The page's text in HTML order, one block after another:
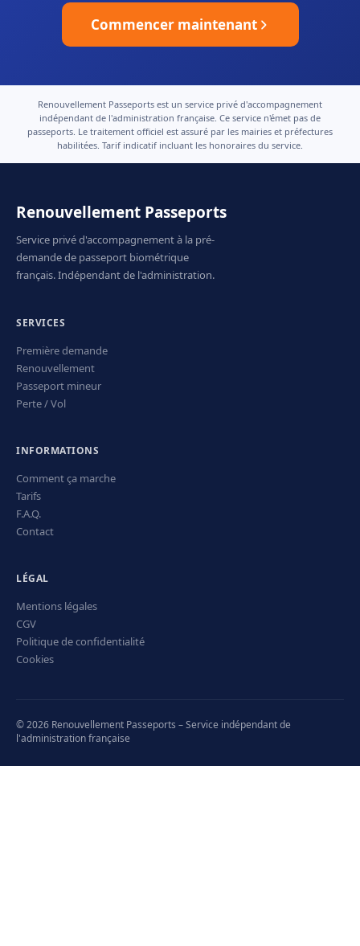
Commencer maintenant
Renouvellement Passeports est un service privé d'accompagnement
indépendant de l'administration française. Ce service n'émet pas de
passeports. Le traitement officiel est assuré par les mairies et préfectures
habilitées. Tarif indicatif incluant les honoraires du service.
Renouvellement Passeports
Service privé d'accompagnement à la pré-
demande de passeport biométrique
français. Indépendant de l'administration.
SERVICES
Première demande
Renouvellement
Passeport mineur
Perte / Vol
INFORMATIONS
Comment ça marche
Tarifs
F.A.Q.
Contact
LÉGAL
Mentions légales
CGV
Politique de confidentialité
Cookies
© 2026 Renouvellement Passeports – Service indépendant de
l'administration française